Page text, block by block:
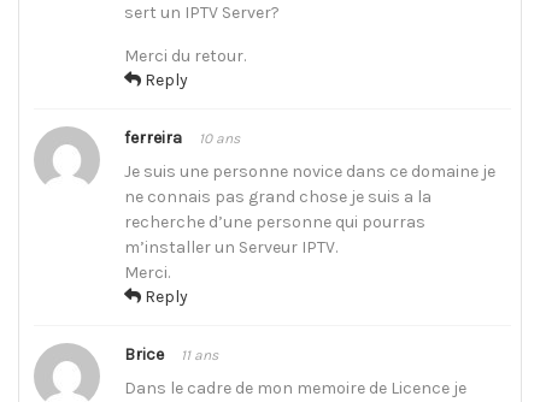
sert un IPTV Server?
Merci du retour.
Reply
ferreira 10 ans
Je suis une personne novice dans ce domaine je
ne connais pas grand chose je suis a la
recherche d’une personne qui pourras
m’installer un Serveur IPTV.
Merci.
Reply
Brice 11 ans
Dans le cadre de mon memoire de Licence je